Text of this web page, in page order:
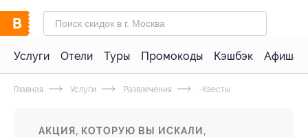
Услуги Отели Туры Промокоды Кэшбэк Афиша
Главная Услуги Развлечения -Квесты
АКЦИЯ, КОТОРУЮ ВЫ ИСКАЛИ,